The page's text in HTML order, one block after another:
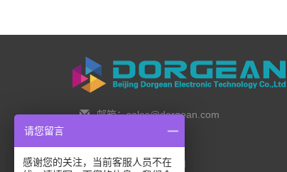
邮箱：sales@dorgean.com
电话：0l0-5286777I
请您留言
感谢您的关注，当前客服人员不在